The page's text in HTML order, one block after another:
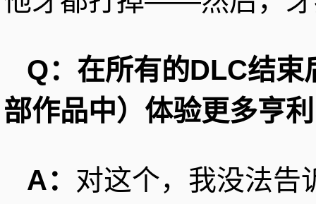
Q：在所有的DLC结
部作品中）体验更多亨
A： 对这个，我没法